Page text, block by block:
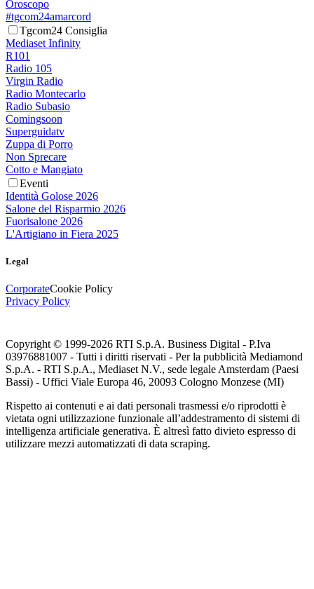
Oroscopo
#tgcom24amarcord
Tgcom24 Consiglia
Mediaset Infinity
R101
Radio 105
Virgin Radio
Radio Montecarlo
Radio Subasio
Comingsoon
Superguidatv
Zuppa di Porro
Non Sprecare
Cotto e Mangiato
Eventi
Identità Golose 2026
Salone del Risparmio 2026
Fuorisalone 2026
L'Artigiano in Fiera 2025
Legal
CorporateCookie Policy
Privacy Policy
Copyright © 1999-2026 RTI S.p.A. Business Digital - P.Iva
03976881007 - Tutti i diritti riservati - Per la pubblicità Mediamond
S.p.A. - RTI S.p.A., Mediaset N.V., sede legale Amsterdam (Paesi
Bassi) - Uffici Viale Europa 46, 20093 Cologno Monzese (MI)
Rispetto ai contenuti e ai dati personali trasmessi e/o riprodotti è
vietata ogni utilizzazione funzionale all’addestramento di sistemi di
intelligenza artificiale generativa. È altresì fatto divieto espresso di
utilizzare mezzi automatizzati di data scraping.